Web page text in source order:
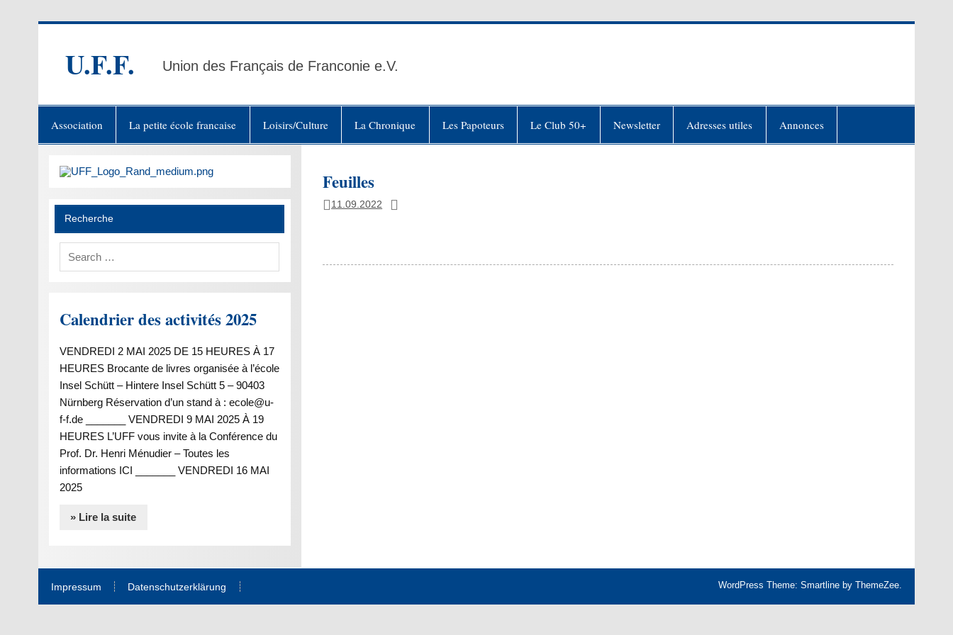
U.F.F. Union des Français de Franconie e.V.
Association La petite école francaise Loisirs/Culture La Chronique Les Papoteurs Le Club 50+ Newsletter Adresses utiles Annonces
Feuilles
11.09.2022
Recherche
Calendrier des activités 2025
VENDREDI 2 MAI 2025 DE 15 HEURES À 17
HEURES Brocante de livres organisée à l’école
Insel Schütt – Hintere Insel Schütt 5 – 90403
Nürnberg Réservation d’un stand à : ecole@u-
f-f.de _______ VENDREDI 9 MAI 2025 À 19
HEURES L’UFF vous invite à la Conférence du
Prof. Dr. Henri Ménudier – Toutes les
informations ICI _______ VENDREDI 16 MAI
2025
» Lire la suite
Impressum Datenschutzerklärung WordPress Theme: Smartline by ThemeZee.